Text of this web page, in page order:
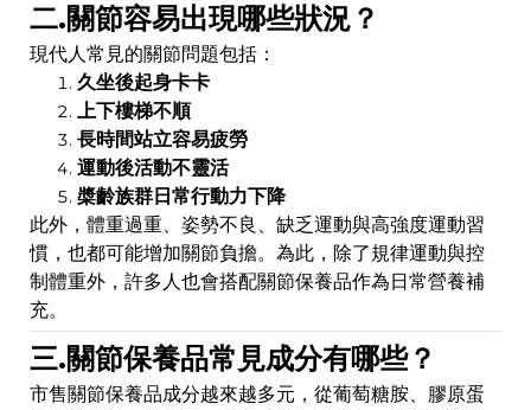
二.關節容易出現哪些狀況？
現代人常見的關節問題包括：
久坐後起身卡卡
上下樓梯不順
長時間站立容易疲勞
運動後活動不靈活
槳齡族群日常行動力下降
此外，體重過重、姿勢不良、缺乏運動與高強度運動習
慣，也都可能增加關節負擔。為此，除了規律運動與控
制體重外，許多人也會搭配關節保養品作為日常營養補
充。
三.關節保養品常見成分有哪些？
市售關節保養品成分越來越多元，從葡萄糖胺、膠原蛋